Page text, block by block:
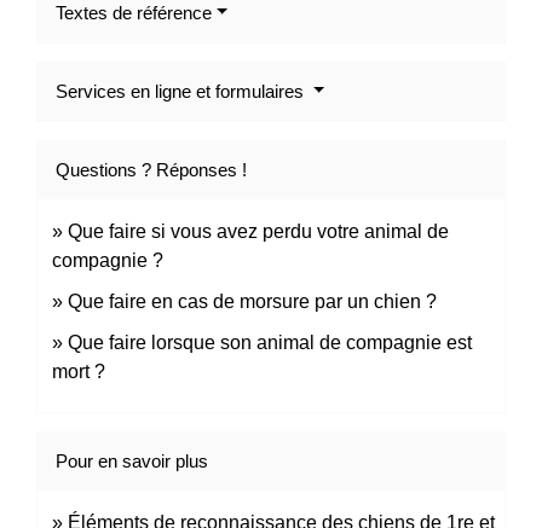
Textes de référence
Services en ligne et formulaires
Questions ? Réponses !
Que faire si vous avez perdu votre animal de
compagnie ?
Que faire en cas de morsure par un chien ?
Que faire lorsque son animal de compagnie est
mort ?
Pour en savoir plus
Éléments de reconnaissance des chiens de 1re et